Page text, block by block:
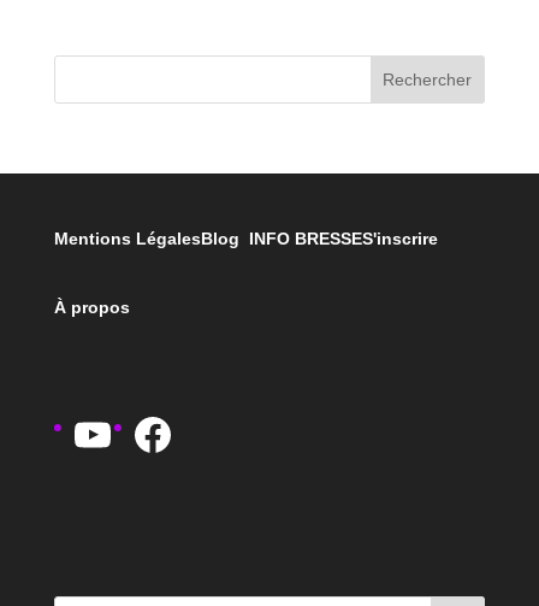
Rechercher
Mentions LégalesBlog INFO BRESSES'inscrire
À propos
YouTube
Facebook